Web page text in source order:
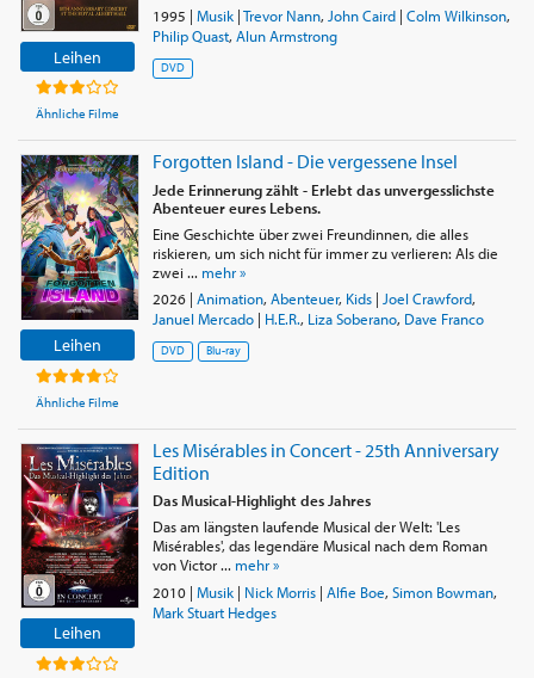
Leihen
Ähnliche Filme
1995 | Musik|Trevor Nann, John Caird| Colm Wilkinson,
Philip Quast, Alun Armstrong
DVD
Leihen
Ähnliche Filme
Forgotten Island - Die vergessene Insel
Jede Erinnerung zählt - Erlebt das unvergesslichste
Abenteuer eures Lebens.
Eine Geschichte über zwei Freundinnen, die alles
riskieren, um sich nicht für immer zu verlieren: Als die
zwei ... mehr »
2026| Animation, Abenteuer, Kids| Joel Crawford,
Januel Mercado| H.E.R., Liza Soberano, Dave Franco
DVD Blu-ray
Leihen
Les Misérables in Concert - 25th Anniversary
Edition
Das Musical-Highlight des Jahres
Das am längsten laufende Musical der Welt: 'Les
Misérables', das legendäre Musical nach dem Roman
von Victor ... mehr »
2010| Musik| Nick Morris| Alfie Boe, Simon Bowman,
Mark Stuart Hedges